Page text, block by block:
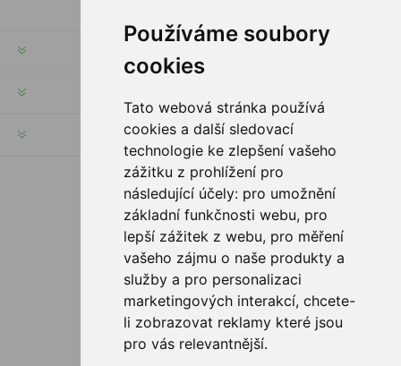
Používáme soubory
cookies
Tato webová stránka používá
cookies a další sledovací
technologie ke zlepšení vašeho
zážitku z prohlížení pro
následující účely: pro umožnění
základní funkčnosti webu, pro
lepší zážitek z webu, pro měření
vašeho zájmu o naše produkty a
služby a pro personalizaci
marketingových interakcí, chcete-
li zobrazovat reklamy které jsou
pro vás relevantnější.
SERVICES
SUIVEZ NOUS
OPTIONS DE PAIEMENT